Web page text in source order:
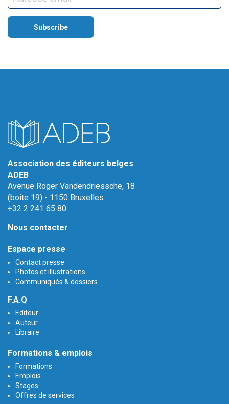
Association des éditeurs belges
ADEB
Avenue Roger Vandendriessche, 18
(boîte 19) - 1150 Bruxelles
+32 2 241 65 80
Nous contacter
Espace presse
Contact presse
Photos et illustrations
Communiqués & dossiers
F.A.Q
Editeur
Auteur
Libraire
Formations & emplois
Formations
Emplois
Stages
Offres de services